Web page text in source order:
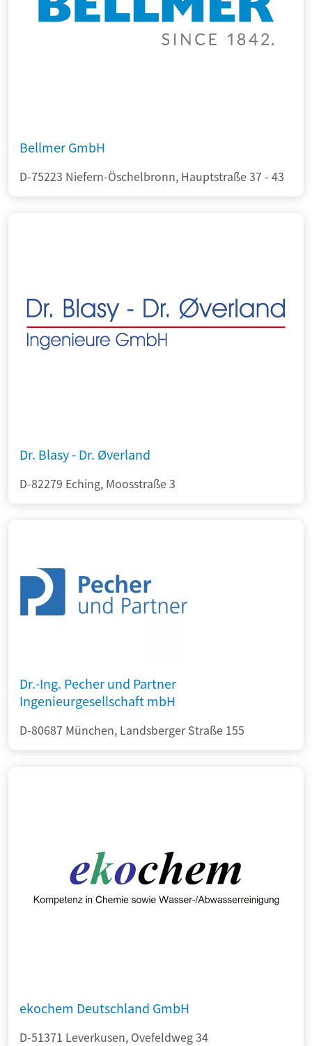
Bellmer GmbH
D-75223 Niefern-Öschelbronn, Hauptstraße 37 - 43
Dr. Blasy - Dr. Øverland
D-82279 Eching, Moosstraße 3
Dr.-Ing. Pecher und Partner
Ingenieurgesellschaft mbH
D-80687 München, Landsberger Straße 155
ekochem Deutschland GmbH
D-51371 Leverkusen, Ovefeldweg 34